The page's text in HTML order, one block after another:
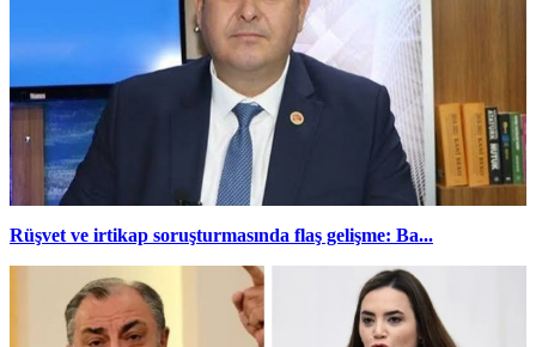
Rüşvet ve irtikap soruşturmasında flaş gelişme: Ba...